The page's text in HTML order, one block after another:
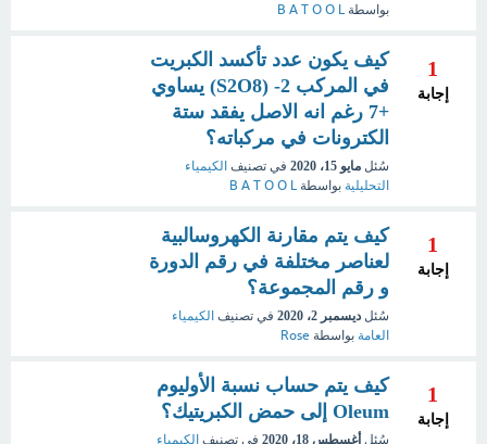
بواسطة B A T O O L
1
إجابة
كيف يكون عدد تأكسد الكبريت
في المركب S2O8) -2) يساوي
+7 رغم انه الاصل يفقد ستة
الكترونات في مركباته؟
سُئل مايو 15، 2020 في تصنيف الكيمياء
التحليلية بواسطة B A T O O L
1
إجابة
كيف يتم مقارنة الكهروسالبية
لعناصر مختلفة في رقم الدورة
و رقم المجموعة؟
سُئل ديسمبر 2، 2020 في تصنيف الكيمياء
العامة بواسطة Rose
1
إجابة
كيف يتم حساب نسبة الأوليوم
Oleum إلى حمض الكبريتيك؟
سُئل أغسطس 18، 2020 في تصنيف الكيمياء